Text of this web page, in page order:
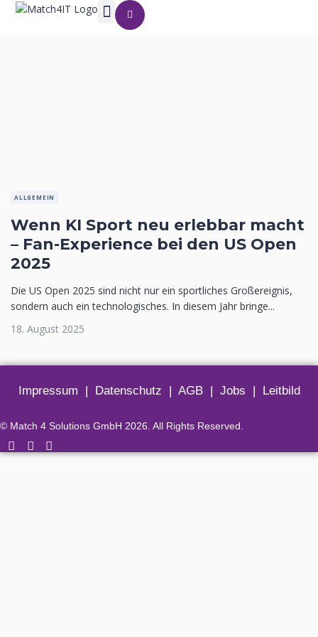
ALLGEMEIN
Wenn KI Sport neu erlebbar macht
– Fan-Experience bei den US Open
2025
Die US Open 2025 sind nicht nur ein sportliches Großereignis,
sondern auch ein technologisches. In diesem Jahr bringe...
18. August 2025
Impressum | Datenschutz | AGB| Jobs | Leitbild
© Match 4 Solutions GmbH 2026. All Rights Reserved.